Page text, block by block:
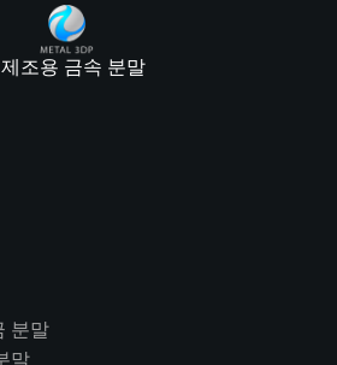
조용 금속 분말
분말
말